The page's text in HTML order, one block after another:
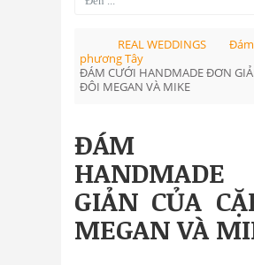
REAL WEDDINGS
phương Tây
ĐÁM CƯỚI HANDMADE ĐƠN
ĐÔI MEGAN VÀ MIKE
ĐÁM
GIẢN CỦA
MEGAN VÀ